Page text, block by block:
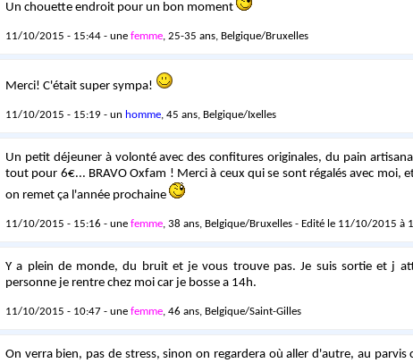
Un chouette endroit pour un bon moment
11/10/2015 - 15:44 - une femme, 25-35 ans, Belgique/Bruxelles
Merci! C'était super sympa!
11/10/2015 - 15:19 - un homme, 45 ans, Belgique/Ixelles
Un petit déjeuner à volonté avec des confitures originales, du pain
tout pour 6€... BRAVO Oxfam ! Merci à ceux qui se sont régalés avec moi,
on remet ça l'année prochaine
11/10/2015 - 15:16 - une femme, 38 ans, Belgique/Bruxelles - Edité le 11/10/2015 à
Y a plein de monde, du bruit et je vous trouve pas. Je suis sortie et j
personne je rentre chez moi car je bosse a 14h.
11/10/2015 - 10:47 - une femme, 46 ans, Belgique/Saint-Gilles
On verra bien, pas de stress, sinon on regardera où aller d'autre, au parvis